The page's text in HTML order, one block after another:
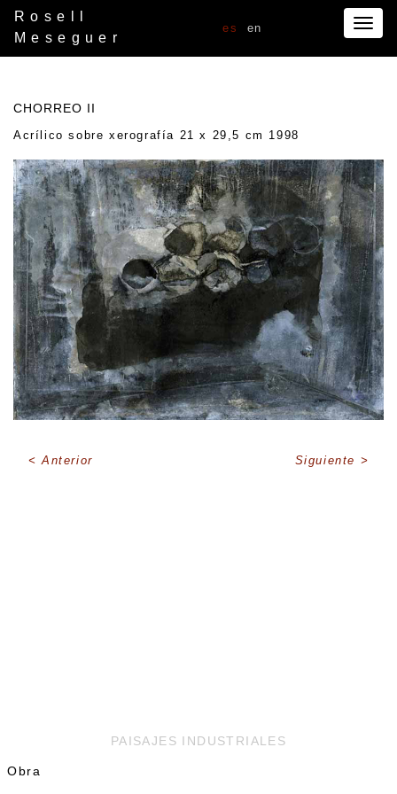
Rosell
Meseguer
es en
PAISAJES INDUSTRIALES
Obra
CHORREO II
Acrílico sobre xerografía 21 x 29,5 cm 1998
Anterior Siguiente